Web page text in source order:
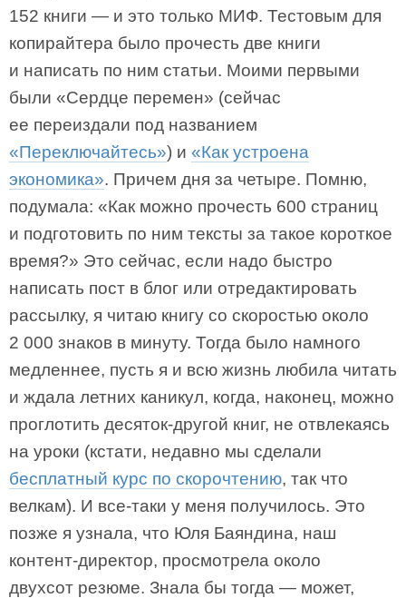
152 книги — и это только МИФ. Тестовым для
копирайтера было прочесть две книги
и написать по ним статьи. Моими первыми
были «Сердце перемен» (сейчас
ее переиздали под названием
«Переключайтесь») и «Как устроена
экономика». Причем дня за четыре. Помню,
подумала: «Как можно прочесть 600 страниц
и подготовить по ним тексты за такое короткое
время?» Это сейчас, если надо быстро
написать пост в блог или отредактировать
рассылку, я читаю книгу со скоростью около
2 000 знаков в минуту. Тогда было намного
медленнее, пусть я и всю жизнь любила читать
и ждала летних каникул, когда, наконец, можно
проглотить десяток-другой книг, не отвлекаясь
на уроки (кстати, недавно мы сделали
бесплатный курс по скорочтению, так что
велкам). И все-таки у меня получилось. Это
позже я узнала, что Юля Баяндина, наш
контент-директор, просмотрела около
двухсот резюме. Знала бы тогда — может,